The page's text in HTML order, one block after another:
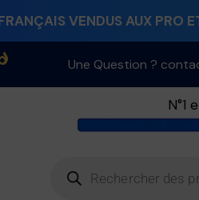
VENDUS AUX PRO
Une Question ?
N°1